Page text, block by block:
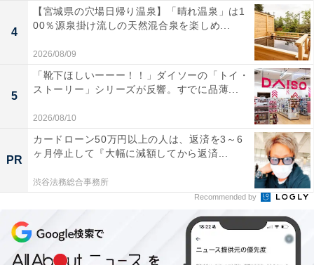
4
【宮城県の穴場日帰り温泉】「晴れ温泉」は1
00％源泉掛け流しの天然混合泉を楽しめ...
2026/08/09
5
「靴下ほしいーーー！！」ダイソーの「トイ・
ストーリー」シリーズが反響。すでに品薄...
2026/08/10
PR
カードローン50万円以上の人は、返済を3～6
ヶ月停止して『大幅に減額してから返済...
渋谷法務総合事務所
Recommended by